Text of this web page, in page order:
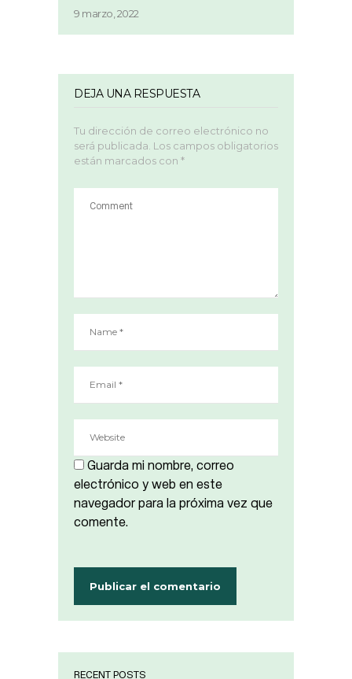
9 marzo, 2022
DEJA UNA RESPUESTA
Tu dirección de correo electrónico no
será publicada. Los campos obligatorios
están marcados con *
Guarda mi nombre, correo
electrónico y web en este
navegador para la próxima vez que
comente.
RECENT POSTS